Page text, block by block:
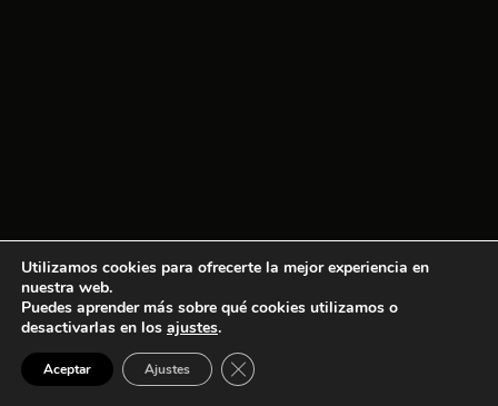
Utilizamos cookies para ofrecerte la mejor experiencia en
nuestra web.
Puedes aprender más sobre qué cookies utilizamos o
desactivarlas en los ajustes.
Aceptar Ajustes Cerrar el banner de cookies RGPD